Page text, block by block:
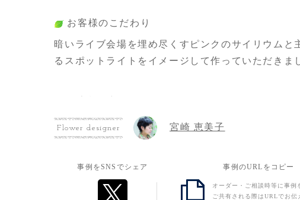
お客様のこだわり
暗いライブ会場を埋め尽くすピンクのサイリウムと
るスポットライトをイメージして作っていただきま
初のライブ開催おめでとうの気持ちといっぱい盛り
ぞ〜！という気持ちを詰め込みました！！！
Flower designer 宮崎 恵美子
事例をSNSでシェア 事例のURLをコピー
オーダー・ご相談時等に事例
ご共有される際はURLでお伝